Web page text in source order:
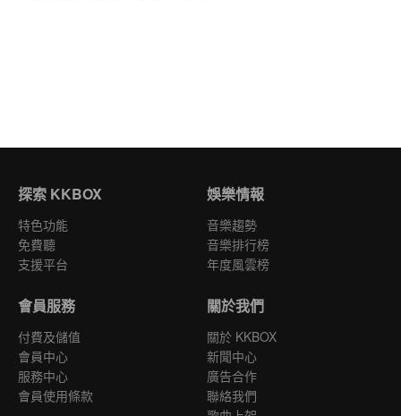
探索 KKBOX
特色功能
免費聽
支援平台
娛樂情報
音樂趨勢
音樂排行榜
年度風雲榜
會員服務
付費及儲值
會員中心
服務中心
會員使用條款
關於我們
關於 KKBOX
新聞中心
廣告合作
聯絡我們